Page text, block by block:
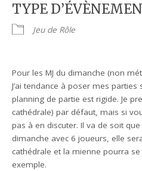
TYPE
Jeu de Rôle
Pour les MJ du dimanche (non
J’ai tendance à poser mes
planning de partie est rigide. Je
cathédrale) par défaut, mais si
pas à en discuter. Il va de soit
dimanche avec 6 joueurs, elle
cathédrale et la mienne pourra
exemple.